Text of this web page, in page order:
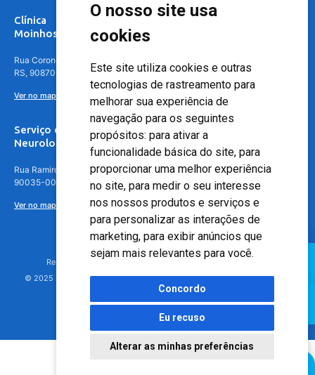
O nosso site usa
cookies
Este site utiliza cookies e outras
tecnologias de rastreamento para
melhorar sua experiência de
navegação para os seguintes
propósitos: para ativar a
funcionalidade básica do site, para
proporcionar uma melhor experiência
no site, para medir o seu interesse
nos nossos produtos e serviços e
para personalizar as interações de
marketing, para exibir anúncios que
sejam mais relevantes para você.
Concordo
Eu recuso
Alterar as minhas preferências
Clínica
Moinhos de Vento - Teresópolis
Rua Coronel Aparício Borges, 250 - 3º andar - Teresópolis, Porto Alegre -
RS, 90870-016
Ver no mapa
Serviço de
Neurologia
Rua Ramiro Barcelos, 630 – 5º andar – Floresta, Porto Alegre – RS,
90035-001
Ver no mapa
Responsável Técnico: Dr. Luiz Antonio Nasi - CREMERS 11217
© 2025 - Hospital Moinhos de Vento - Registro Empresa (CRM-RS): 425